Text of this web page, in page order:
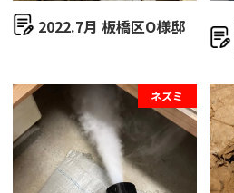
2022.7月 板橋区O様邸
ネズミ